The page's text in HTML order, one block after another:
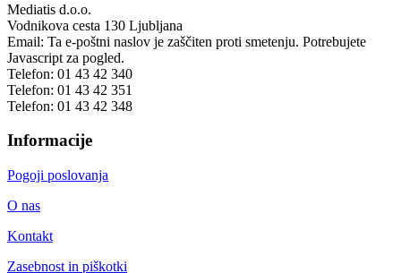
Mediatis d.o.o.
Vodnikova cesta 130 Ljubljana
Email: Ta e-poštni naslov je zaščiten proti smetenju. Potrebujete
Javascript za pogled.
Telefon: 01 43 42 340
Telefon: 01 43 42 351
Telefon: 01 43 42 348
Informacije
Pogoji poslovanja
O nas
Kontakt
Zasebnost in piškotki